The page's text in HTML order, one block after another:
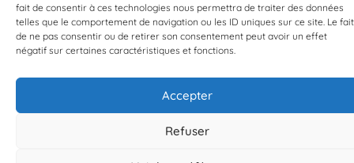
fait de consentir à ces technologies nous permettra de traiter des données
telles que le comportement de navigation ou les ID uniques sur ce site. Le fait
de ne pas consentir ou de retirer son consentement peut avoir un effet
négatif sur certaines caractéristiques et fonctions.
Accepter
Refuser
S'INSCRIRE À LA NEWSLETTER
PLANÈTE MER